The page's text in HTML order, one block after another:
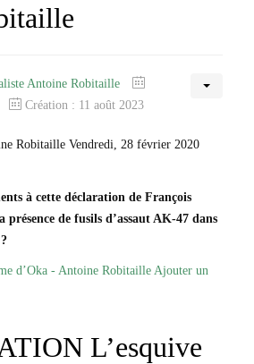
Antoine Robitaille
Création : 11 août 2023
Robitaille Vendredi, 28 février 2020
à cette déclaration de François
de fusils d’assaut AK-47 dans
d’Oka - Antoine Robitaille Ajouter un
L’esquive